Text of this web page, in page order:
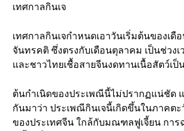
เทศกาลกินเจ
เทศกาลกินเจกำหนดเอาวันเริ่มต้นของเดื
จันทรคติ ซึ่งตรงกับเดือนตุลาคม เป็นช่วง
และชาวไทยเชื้อสายจีนงดทานเนื้อสัตว์เป็
ต้นกำเนิดของประเพณีนี้ไม่ปรากฏแน่ชัด
กันมาว่า ประเพณีกินเจนี้เกิดขึ้นในภาคตะ
ของประเทศจีน ใกล้กับมณฑลฟูเจี้ยน การ